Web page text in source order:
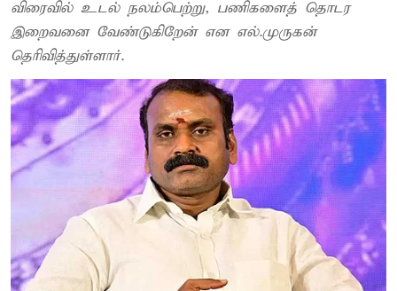
விரைவில் உடல் நலம்பெற்று, பணிகளைத் தொடர
இறைவனை வேண்டுகிறேன் என எல்.முருகன்
தெரிவித்துள்ளார்.